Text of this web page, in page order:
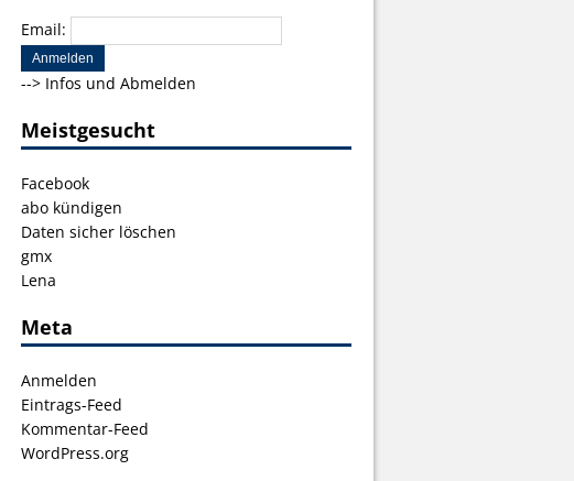
Email:
--> Infos und Abmelden
Meistgesucht
Facebook
abo kündigen
Daten sicher löschen
gmx
Lena
Meta
Anmelden
Eintrags-Feed
Kommentar-Feed
WordPress.org